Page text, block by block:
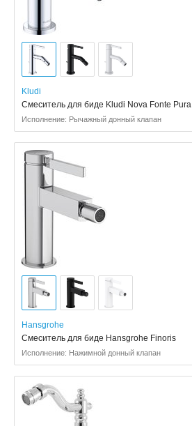
Kludi
Смеситель для биде Kludi Nova Fonte Pura
Исполнение: Рычажный донный клапан
Hansgrohe
Смеситель для биде Hansgrohe Finoris
Исполнение: Нажимной донный клапан